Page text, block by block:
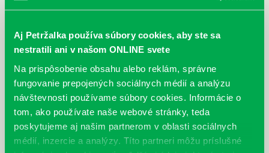
Aj Petržalka používa súbory cookies, aby ste sa
nestratili ani v našom ONLINE svete
Na prispôsobenie obsahu alebo reklám, správne
fungovanie prepojených sociálnych médií a analýzu
návštevnosti používame súbory cookies. Informácie o
tom, ako používate naše webové stránky, teda
poskytujeme aj našim partnerom v oblasti sociálnych
médií, inzercie a analýzy. Títo partneri môžu príslušné